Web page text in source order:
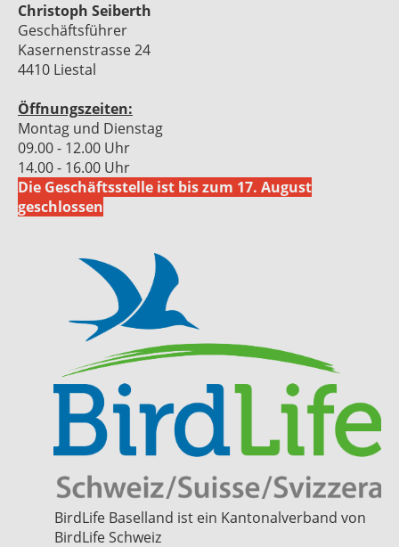
Christoph Seiberth
Geschäftsführer
Kasernenstrasse 24
4410 Liestal
Öffnungszeiten:
Montag und Dienstag
09.00 - 12.00 Uhr
14.00 - 16.00 Uhr
Die Geschäftsstelle ist bis zum 17. August
geschlossen
BirdLife Baselland ist ein Kantonalverband von
BirdLife Schweiz